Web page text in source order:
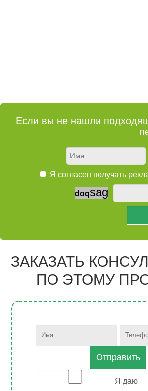
Если вы не нашли
Я согласен получать
doqsag
ЗАКАЗАТЬ
ПО ЭТОМУ
Отправить
Я даю